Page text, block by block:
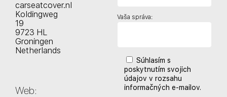
carseatcover.nl
Koldingweg
19
9723 HL
Groningen
Netherlands
Web:
Vaša správa:
Súhlasím s
poskytnutím svojich
údajov v rozsahu
informačných e-mailov.